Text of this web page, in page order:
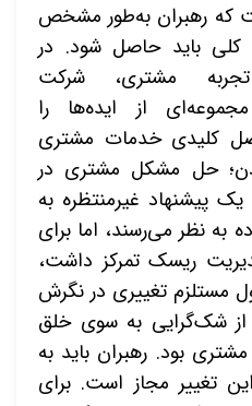
که رهبران به‌طور مشخص
باید حاصل شود. در
مشتری، شرکت
از ایده‌ها را
کلیدی خدمات مشتری
حل مشکل مشتری در
پیشنهاد غیرمنتظره به
به نظر می‌رسند، اما برای
ریسک تمرکز داشت،
مستلزم تغییری در نگرش
شک‌گرایی به سوی خلق
بود. رهبران باید به
تغییر مجاز است. برای